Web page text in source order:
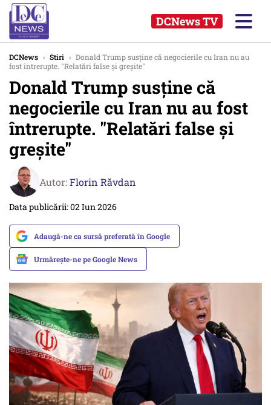
DCNews TV
DCNews › Stiri › Donald Trump susţine că negocierile cu Iran nu au
fost întrerupte. "Relatări false şi greşite"
Donald Trump susţine că
negocierile cu Iran nu au fost
întrerupte. "Relatări false şi
greşite"
Autor:Florin Răvdan
Data publicării: 02 Iun 2026
Adaugă-ne ca sursă preferată în Google
Urmărește-ne pe Google News